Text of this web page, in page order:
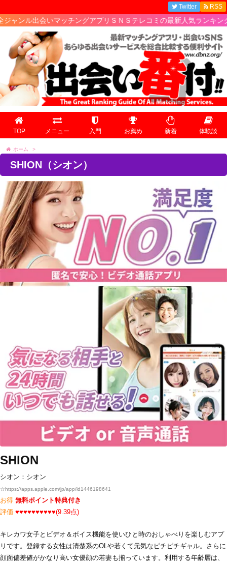
会いマッチングアプリＳＮＳテレコミの最新人気ランキング情報!
TOP メニュー 入門 お薦め 新着 体験談
Twitter RSS
ホーム >
SHION（シオン）
SHION
シオン：シオン
☆https://apps.apple.com/jp/app/id1446198641
お得 無料ポイント特典付き
評価 ♥♥♥♥♥♥♥♥♥♥(9.39点)
キレカワ女子とビデオ＆ボイス機能を使いひと時のおしゃべりを楽しむアプ
リです。登録する女性は清楚系のOLや若くて元気なピチピチギャル。さらに
顔面偏差値がかなり高い女優顔の若妻も揃っています。利用する年齢層は、